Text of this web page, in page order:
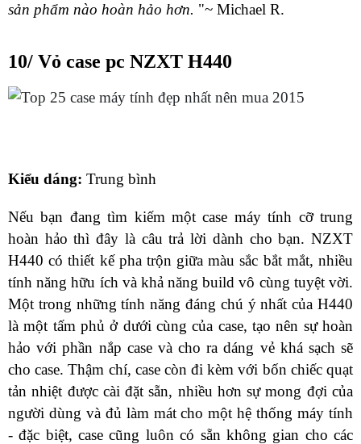
sản phẩm nào hoàn hảo hơn. "~ Michael R.
10/ Vỏ case pc NZXT H440
Kiểu dáng: Trung bình
Nếu bạn đang tìm kiếm một case máy tính cỡ trung
hoàn hảo thì đây là câu trả lời dành cho bạn. NZXT
H440 có thiết kế pha trộn giữa màu sắc bắt mắt, nhiều
tính năng hữu ích và khả năng build vô cùng tuyệt vời.
Một trong những tính năng đáng chú ý nhất của H440
là một tấm phủ ở dưới cùng của case, tạo nên sự hoàn
hảo với phần nắp case và cho ra dáng vẻ khá sạch sẽ
cho case. Thậm chí, case còn đi kèm với bốn chiếc quạt
tản nhiệt được cài đặt sẵn, nhiều hơn sự mong đợi của
người dùng và đủ làm mát cho một hệ thống máy tính
- đặc biệt, case cũng luôn có sẵn không gian cho các